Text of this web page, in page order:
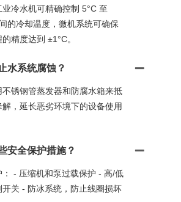
冷水机可精确控制 5°C 至
的冷却温度，微机系统可确保
精度达到 ±1°C。
水系统腐蚀？
不锈钢管蒸发器和防腐水箱来抵
，延长恶劣环境下的设备使用
安全保护措施？
： - 压缩机和泵过载保护 - 高/低
开关 - 防冰系统，防止线圈损坏